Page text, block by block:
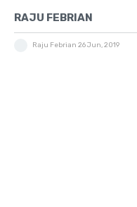
RAJU FEBRIAN
Raju Febrian 26 Jun, 2019